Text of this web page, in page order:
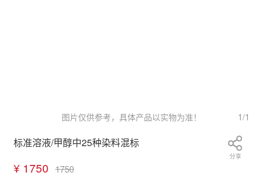
图片仅供参考，具体产品以实物为准！ 1/1
标准溶液/甲醇中25种染料混标
¥ 1750 1750
分享